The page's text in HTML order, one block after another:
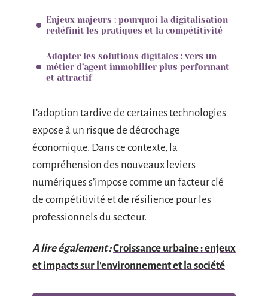
Enjeux majeurs : pourquoi la digitalisation
redéfinit les pratiques et la compétitivité
Adopter les solutions digitales : vers un
métier d’agent immobilier plus performant
et attractif
L’adoption tardive de certaines technologies
expose à un risque de décrochage
économique. Dans ce contexte, la
compréhension des nouveaux leviers
numériques s’impose comme un facteur clé
de compétitivité et de résilience pour les
professionnels du secteur.
A lire également :Croissance urbaine : enjeux
et impacts sur l'environnement et la société